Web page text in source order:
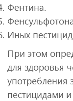
Фентина.
Иных
При этом
для здоровья
употребления
пестицидами